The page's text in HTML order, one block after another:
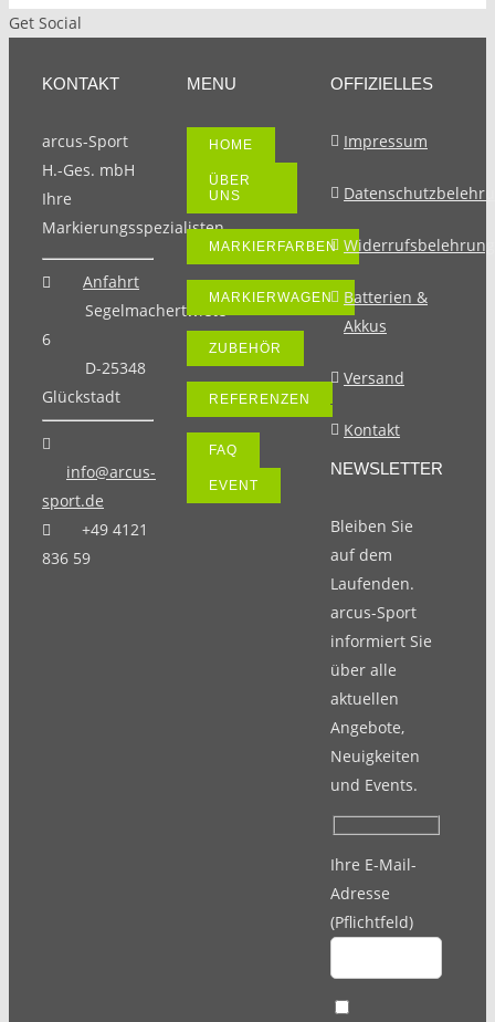
Get Social
KONTAKT
arcus-Sport
H.-Ges. mbH
Ihre
Markierungsspezialisten.
Anfahrt
Segelmachertwiete
6
D-25348
Glückstadt
info@arcus-
sport.de
+49 4121
836 59
MENU
HOME
ÜBER
UNS
MARKIERFARBEN
MARKIERWAGEN
ZUBEHÖR
REFERENZEN
FAQ
EVENT
OFFIZIELLES
Impressum
Widerrufsbelehrung
Batterien &
Akkus
Versand
Kontakt
NEWSLETTER
Bleiben Sie
auf dem
Laufenden.
arcus-Sport
informiert Sie
über alle
aktuellen
Angebote,
Neuigkeiten
und Events.
Ihre E-Mail-
Adresse
(Pflichtfeld)